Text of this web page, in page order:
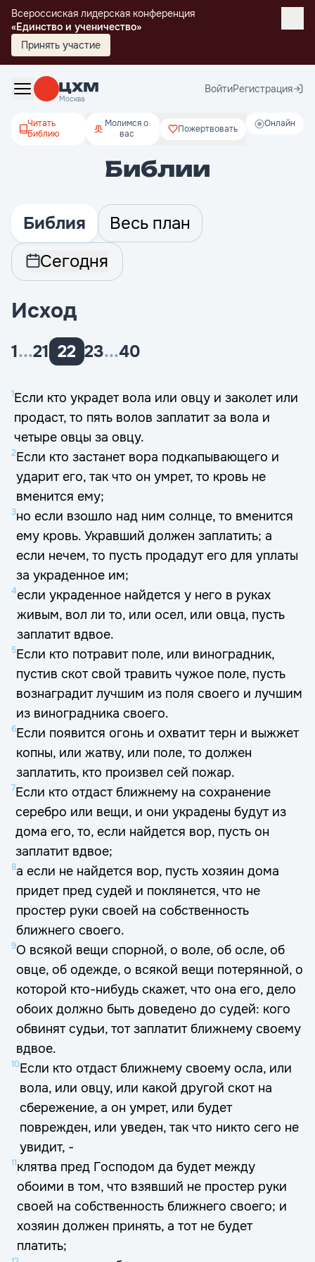
Всероссиская лидерская конференция
«Единство и ученичество»
Принять участие
Москва
ВойтиРегистрация
Онлайн
Читать
Библию
Молимся о
вас
Пожертвовать
Библии
Библия
Весь план
Сегодня
Исход
1...21 22 23...40
1Если кто украдет вола или овцу и заколет или
продаст, то пять волов заплатит за вола и
четыре овцы за овцу.
2Если кто застанет вора подкапывающего и
ударит его, так что он умрет, то кровь не
вменится ему;
3но если взошло над ним солнце, то вменится
ему кровь. Укравший должен заплатить; а
если нечем, то пусть продадут его для уплаты
за украденное им;
4если украденное найдется у него в руках
живым, вол ли то, или осел, или овца, пусть
заплатит вдвое.
5Если кто потравит поле, или виноградник,
пустив скот свой травить чужое поле, пусть
вознаградит лучшим из поля своего и лучшим
из виноградника своего.
6Если появится огонь и охватит терн и выжжет
копны, или жатву, или поле, то должен
заплатить, кто произвел сей пожар.
7Если кто отдаст ближнему на сохранение
серебро или вещи, и они украдены будут из
дома его, то, если найдется вор, пусть он
заплатит вдвое;
8а если не найдется вор, пусть хозяин дома
придет пред судей и поклянется, что не
простер руки своей на собственность
ближнего своего.
9О всякой вещи спорной, о воле, об осле, об
овце, об одежде, о всякой вещи потерянной, о
которой кто-нибудь скажет, что она его, дело
обоих должно быть доведено до судей: кого
обвинят судьи, тот заплатит ближнему своему
вдвое.
10Если кто отдаст ближнему своему осла, или
вола, или овцу, или какой другой скот на
сбережение, а он умрет, или будет
поврежден, или уведен, так что никто сего не
увидит, -
11клятва пред Господом да будет между
обоими в том, что взявший не простер руки
своей на собственность ближнего своего; и
хозяин должен принять, а тот не будет
платить;